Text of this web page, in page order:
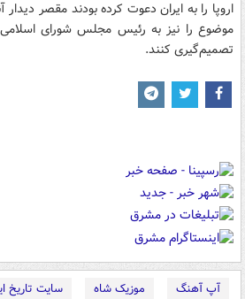
اروپا را به ایران دعوت کرده بودند مقصر دیدار
موضوع را نیز به رئیس مجلس شورای اسلامی
تصمیم‌گیری کنند.
آپ آهنگ موزیک شاه
سایت تاریخ